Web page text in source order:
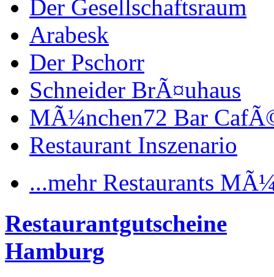
Der Gesellschaftsraum
Arabesk
Der Pschorr
Schneider BrÃ¤uhaus
MÃ¼nchen72 Bar
Restaurant Inszenario
...mehr Restaurants
Restaurantgutscheine
Hamburg